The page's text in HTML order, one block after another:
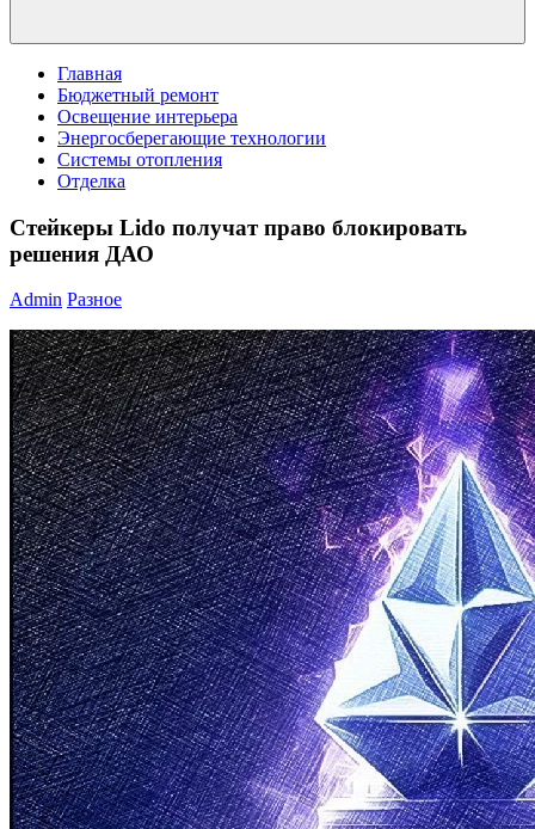
Главная
Бюджетный ремонт
Освещение интерьера
Энергосберегающие технологии
Системы отопления
Отделка
Стейкеры Lido получат право блокировать
решения ДАО
Admin Разное